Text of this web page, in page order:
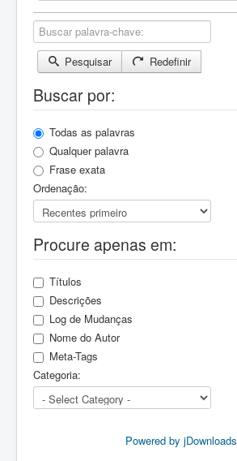
Buscar palavra-chave:
Pesquisar Redefinir
Buscar por:
Todas as palavras
Qualquer palavra
Frase exata
Ordenação:
Procure apenas em:
Títulos
Descrições
Log de Mudanças
Nome do Autor
Meta-Tags
Categoria:
Powered by jDownloads